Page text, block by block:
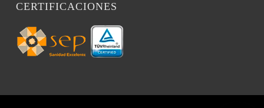
CERTIFICACIONES